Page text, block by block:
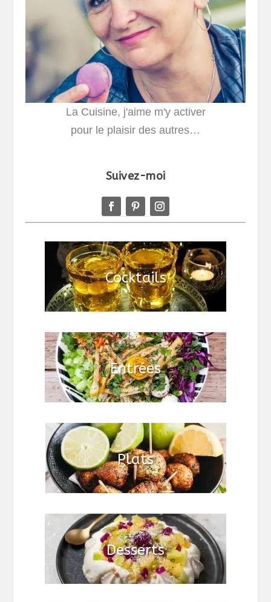
La Cuisine, j'aime m'y activer
pour le plaisir des autres…
Suivez-moi